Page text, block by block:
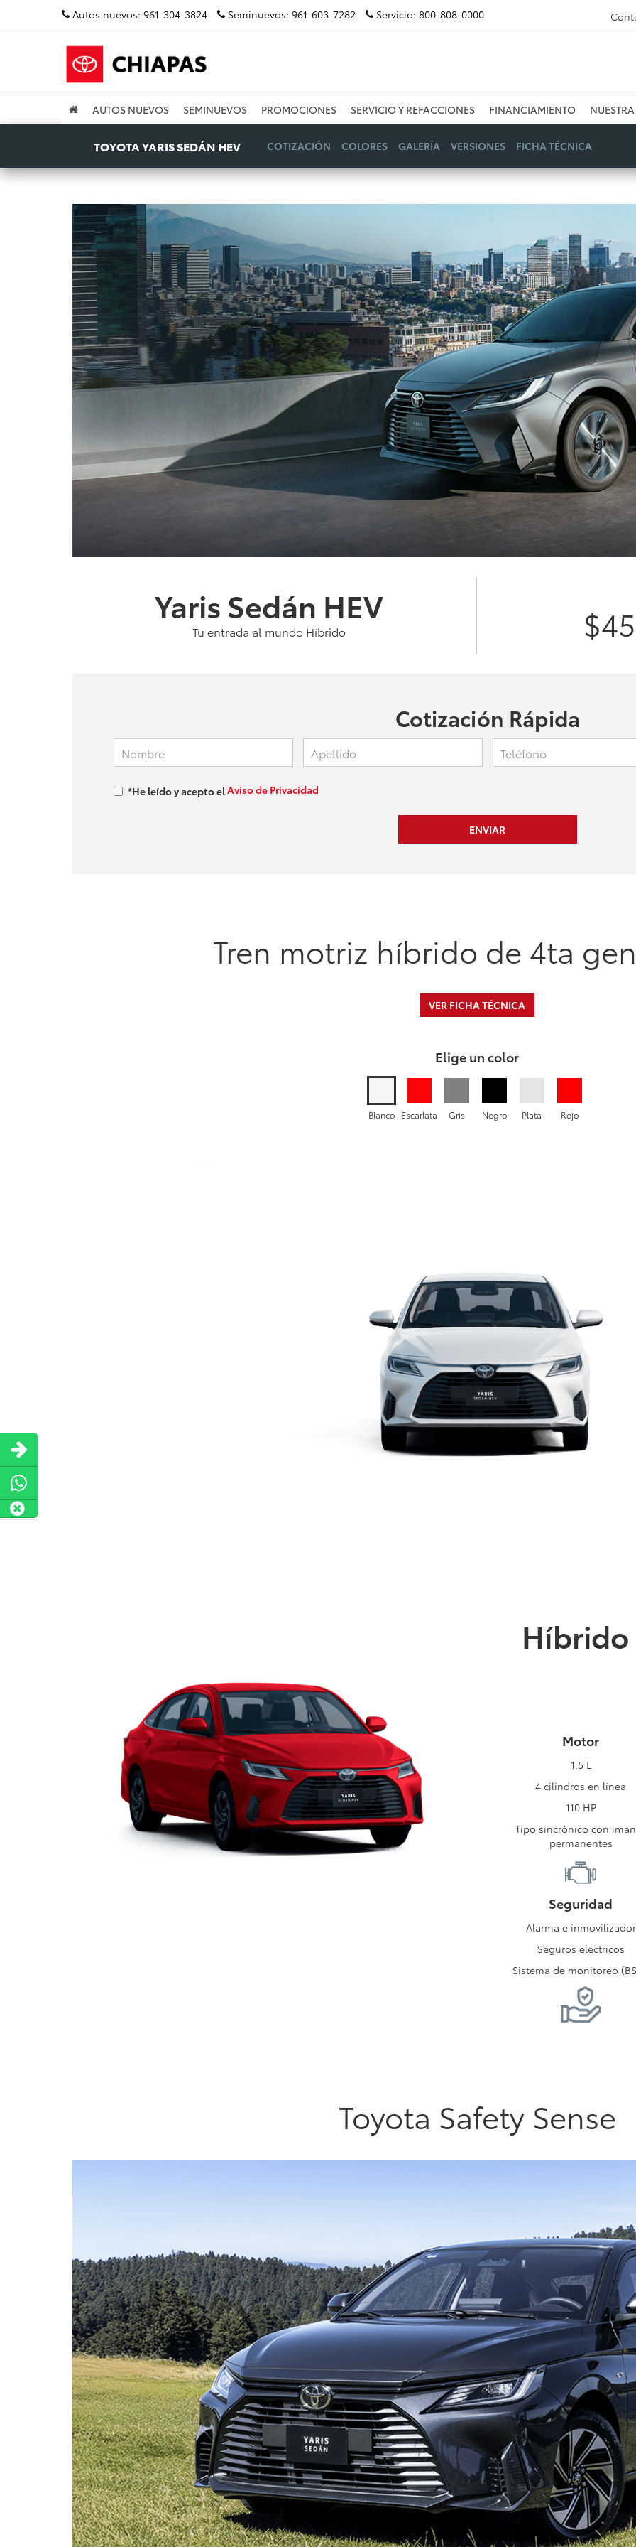
Autos nuevos: 961-304-3824 Seminuevos: 961-603-7282 Servicio: 800-808-0000
AUTOS NUEVOS SEMINUEVOS PROMOCIONES SERVICIO Y REFACCIONES FINANCIAMIENTO
TOYOTA YARIS SEDÁN HEV COTIZACIÓN COLORES GALERÍA VERSIONES FICHA TÉCNICA
Yaris Sedán HEV
Tu entrada al mundo Híbrido
Cotización Rápida
*He leído y acepto elAviso de Privacidad
Tren motriz híbrido de 4ta
VER FICHA TÉCNICA
Elige un color
Blanco Escarlata Gris Negro Plata Rojo
Híbrido
Motor
1.5 L
4 cilindros en línea
110 HP
Tipo sincrónico con
permanentes
Seguridad
Alarma e inmovilizador
Seguros eléctricos
Sistema de monitoreo
Toyota Safety Sense